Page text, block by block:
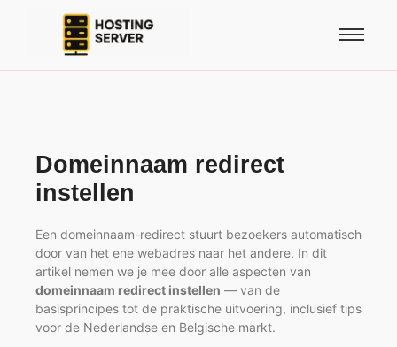
Domeinnaam redirect
instellen
Een domeinnaam-redirect stuurt bezoekers automatisch
door van het ene webadres naar het andere. In dit
artikel nemen we je mee door alle aspecten van
domeinnaam redirect instellen — van de
basisprincipes tot de praktische uitvoering, inclusief tips
voor de Nederlandse en Belgische markt.